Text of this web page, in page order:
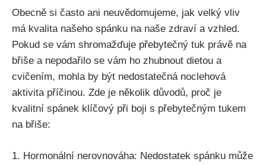
Obecně si často ani neuvědomujeme, jak‌ velký vliv
má kvalita našeho spánku na ‍naše zdraví a‍ vzhled.⁣
Pokud se vám shromažďuje ‌přebytečný tuk ⁤právě na
břiše a ‌nepodařilo se ‌vám ho zhubnout​ dietou ‌a
cvičením, mohla ⁣by být nedostatečná noclehová
aktivita příčinou. Zde je několik důvodů, proč ⁢je
kvalitní spánek klíčový při ‍boji‍ s přebytečným tukem
na břiše:
1. Hormonální nerovnováha: Nedostatek spánku‍ může